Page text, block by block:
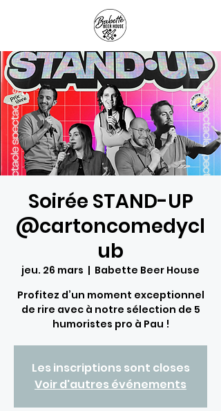
Soirée STAND-UP
@cartoncomedycl
ub
jeu. 26 mars
  |
Babette Beer House
Profitez d’un moment exceptionnel
de rire avec à notre sélection de 5
humoristes pro à Pau !
Les inscriptions sont closes
Voir d'autres événements